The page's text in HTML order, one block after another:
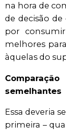
na hora de
de decisão
por
melhores
àquelas do
semelhantes
Essa deveria
primeira –